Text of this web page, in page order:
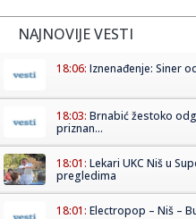
NAJNOVIJE VESTI
18:06: Iznenađenje: Siner
18:03: Brnabić žestoko
priznan...
18:01: Lekari UKC Niš u
pregledima
18:01: Electropop – Niš –